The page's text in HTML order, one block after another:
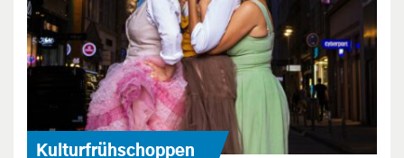
Kulturfrühschoppen